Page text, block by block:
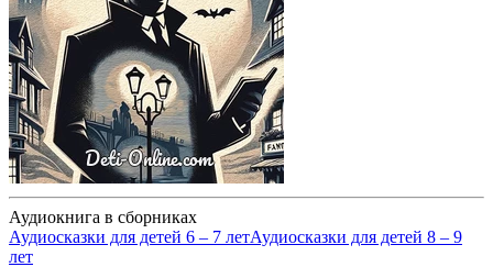
Аудиокнига в сборниках
Аудиосказки для детей 6 – 7 летАудиосказки для детей 8 – 9
лет